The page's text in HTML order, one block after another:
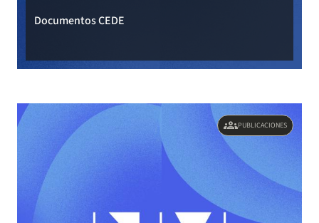
Documentos CEDE
groupsPUBLICACIONES